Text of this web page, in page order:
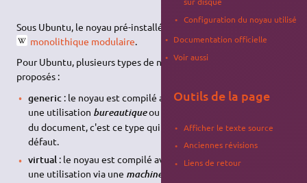
Sous Ubuntu, le noyau pré-installé est linux, il est de type
monolithique modulaire
Pour Ubuntu, plusieurs types de noyaux pré-compilés sont
proposés :
generic : le noyau est compilé avec les options nécessaires à
une utilisation bureautiqueou sur un
du document, c'est ce type qui sera supposé utilisé par
défaut.
virtual: le noyau est compilé avec les options nécessaires à
une utilisation via une machine virtuelle
Configuration du noyau utilisé
Documentation officielle
Voir aussi
Outils de la page
Afficher le texte source
Anciennes révisions
Liens de retour